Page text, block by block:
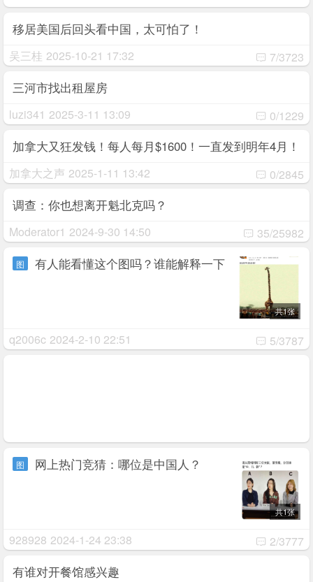
移居美国后回头看中国，太可怕了！
吴三桂 2025-10-21 17:32 7/3723
三河市找出租屋房
luzi341 2025-3-11 13:09 0/1229
加拿大又狂发钱！每人每月$1600！一直发到明年4月！
加拿大之声 2025-1-11 13:42 0/2845
调查：你也想离开魁北克吗？
Moderator1 2024-9-30 14:50 35/25982
图有人能看懂这个图吗？谁能解释一下
共1张
q2006c 2024-2-10 22:51 5/3787
图网上热门竞猜：哪位是中国人？
共1张
928928 2024-1-24 23:38 2/3777
有谁对开餐馆感兴趣